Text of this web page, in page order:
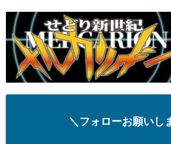
＼フォローお願いし